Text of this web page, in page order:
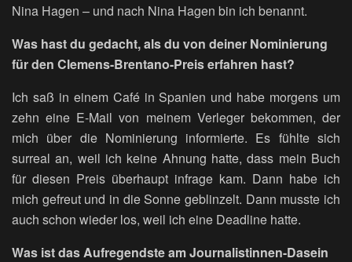
Nina Hagen – und nach Nina Hagen bin ich benannt.
Was hast du gedacht, als du von deiner Nominierung
für den Clemens-Brentano-Preis erfahren hast?
Ich saß in einem Café in Spanien und habe morgens um
zehn eine E-Mail von meinem Verleger bekommen, der
mich über die Nominierung informierte. Es fühlte sich
surreal an, weil ich keine Ahnung hatte, dass mein Buch
für diesen Preis überhaupt infrage kam. Dann habe ich
mich gefreut und in die Sonne geblinzelt. Dann musste ich
auch schon wieder los, weil ich eine Deadline hatte.
Was ist das Aufregendste am Journalistinnen-Dasein